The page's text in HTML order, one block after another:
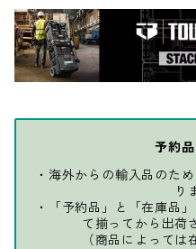
予約
・海外からの輸入品のた
り
・「予約品」と「在庫品
て揃ってから出荷
（商品によっては